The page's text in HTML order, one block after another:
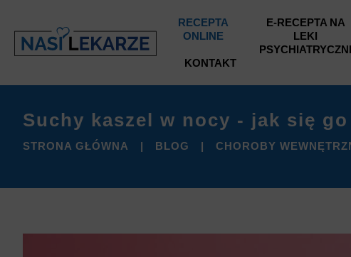
RECEPTA
ONLINE
E-RECEPTA NA
LEKI
KONTAKT
Suchy kaszel w nocy - jak się
STRONA GŁÓWNA BLOG CHOROBY